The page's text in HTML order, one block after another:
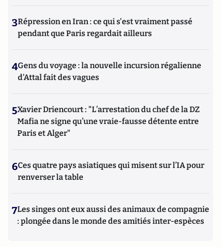
3Répression en Iran : ce qui s'est vraiment passé
pendant que Paris regardait ailleurs
4Gens du voyage : la nouvelle incursion régalienne
d'Attal fait des vagues
5Xavier Driencourt : "L’arrestation du chef de la DZ
Mafia ne signe qu’une vraie-fausse détente entre
Paris et Alger"
6Ces quatre pays asiatiques qui misent sur l’IA pour
renverser la table
7Les singes ont eux aussi des animaux de compagnie
: plongée dans le monde des amitiés inter-espèces